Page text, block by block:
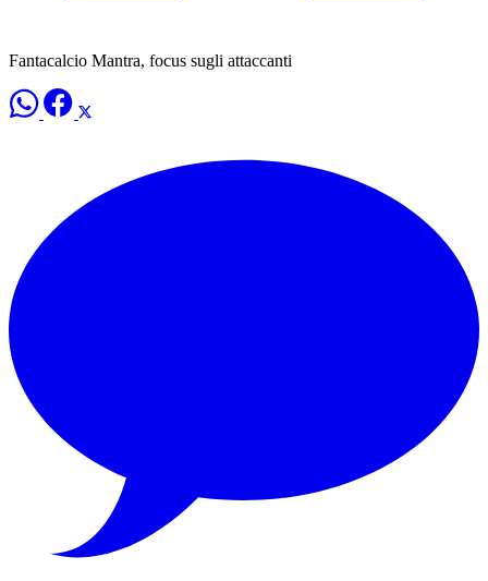
Fantacalcio Mantra, focus sugli attaccanti